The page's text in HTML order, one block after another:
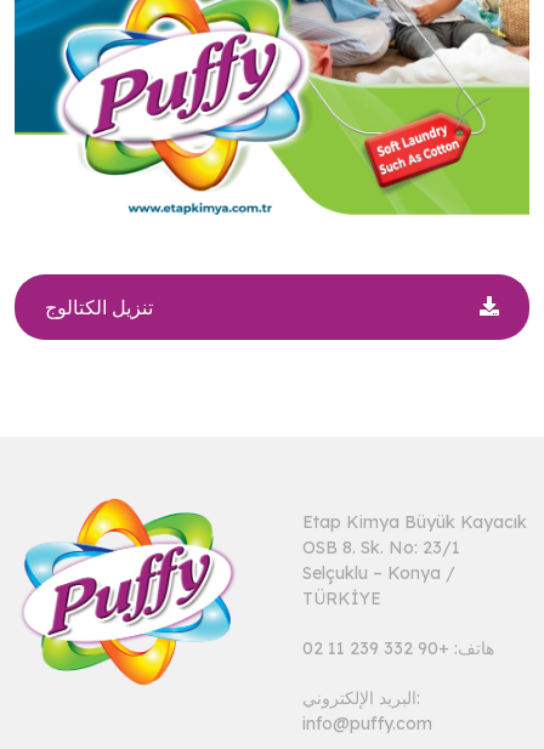
تنزيل الكتالوج
Etap Kimya Büyük Kayacık
OSB 8. Sk. No: 23/1
Selçuklu – Konya /
TÜRKİYE
هاتف: +90 332 239 11 02
البريد الإلكتروني:
info@puffy.com